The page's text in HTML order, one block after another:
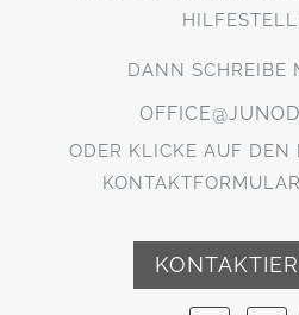
DANN SCHREIBE
ODER KLICKE AUF